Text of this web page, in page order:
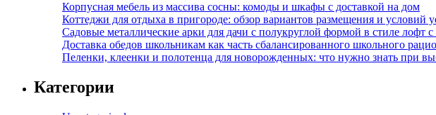
Корпусная мебель из массива сосны: комоды и шкафы с доставкой на дом
Коттеджи для отдыха в пригороде: обзор вариантов размещения и условий
Садовые металлические арки для дачи с полукруглой формой в стиле лофт
Доставка обедов школьникам как часть сбалансированного школьного
Пеленки, клеенки и полотенца для новорожденных: что нужно знать при
Категории